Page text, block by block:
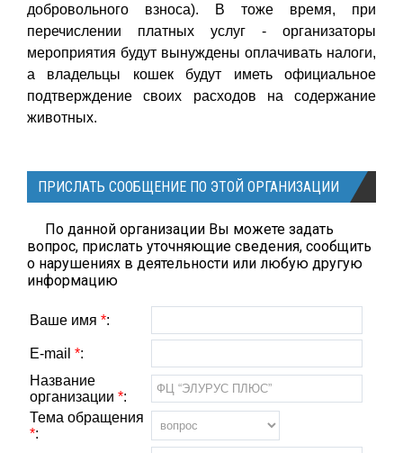
добровольного взноса). В тоже время, при
перечислении платных услуг - организаторы
мероприятия будут вынуждены оплачивать налоги,
а владельцы кошек будут иметь официальное
подтверждение своих расходов на содержание
животных.
ПРИСЛАТЬ СООБЩЕНИЕ ПО ЭТОЙ ОРГАНИЗАЦИИ
По данной организации Вы можете задать
вопрос, прислать уточняющие сведения, сообщить
о нарушениях в деятельности или любую другую
информацию
Ваше имя *:
E-mail *:
Название
организации *:
Тема обращения
*: